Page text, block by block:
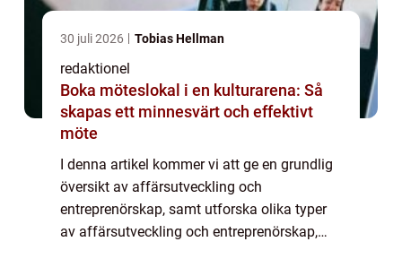
30 juli 2026 Tobias Hellman
redaktionel
Boka möteslokal i en kulturarena: Så
skapas ett minnesvärt och effektivt
möte
I denna artikel kommer vi att ge en grundlig
översikt av affärsutveckling och
entreprenörskap, samt utforska olika typer
av affärsutveckling och entreprenörskap,